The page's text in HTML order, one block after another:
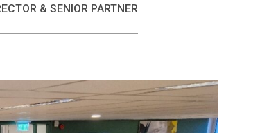
& SENIOR PARTNER